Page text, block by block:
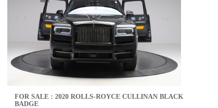
FOR SALE : 2020 ROLLS-ROYCE CULLINAN BLACK
BADGE